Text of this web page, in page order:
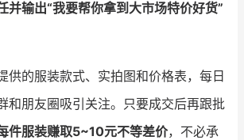
并输出“我要帮你拿到大市场特价好货”
供的服装款式、实拍图和价格表，每日
和朋友圈吸引关注。只要成交后再跟批
件服装赚取5~10元不等差价，不必承